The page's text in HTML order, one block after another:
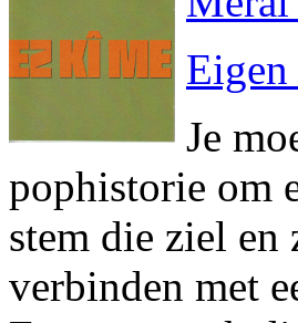
Je
pophistorie om
stem die ziel
verbinden met